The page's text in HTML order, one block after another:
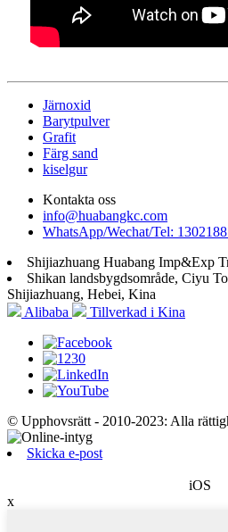
Järnoxid
Barytpulver
Grafit
Färg sand
kiselgur
Kontakta oss
info@huabangkc.com
WhatsApp/Wechat/Tel:
Shijiazhuang Huabang Imp&Exp
Shikan landsbygdsområde, Ciyu
Shijiazhuang, Hebei, Kina
Alibaba
Tillverkad i Kina
© Upphovsrätt - 2010-2023: Alla
Skicka e-post
iOS
x